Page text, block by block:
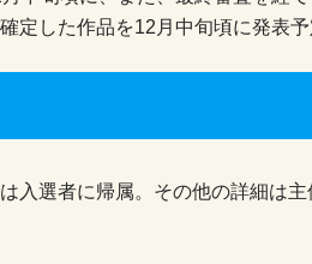
定した作品を12月中旬頃に発表予
入選者に帰属。その他の詳細は